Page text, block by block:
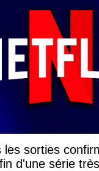
les sorties
d'une série